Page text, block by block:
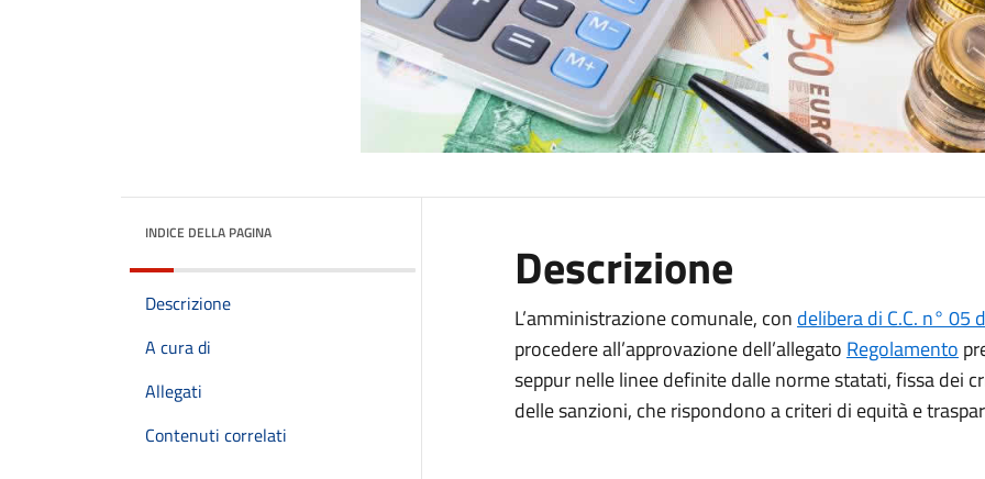
INDICE DELLA PAGINA
Descrizione
A cura di
Allegati
Contenuti correlati
Descrizione
L’amministrazione comunale, con delibera di C.C. n° 05
procedere all’approvazione dell’allegato Regolamento
seppur nelle linee definite dalle norme statati, fissa dei
delle sanzioni, che rispondono a criteri di equità e